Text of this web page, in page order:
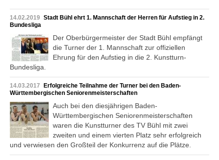
14.02.2019 Stadt Bühl ehrt 1. Mannschaft der Herren für Aufstieg in 2.
Bundesliga
Der Oberbürgermeister der Stadt Bühl empfängt
die Turner der 1. Mannschaft zur offiziellen
Ehrung für den Aufstieg in die 2. Kunstturn-
Bundesliga.
14.03.2017
Erfolgreiche Teilnahme der Turner bei den Baden-
Württembergischen Seniorenmeisterschaften
Auch bei den diesjährigen Baden-
Württembergischen Seniorenmeisterschaften
waren die Kunstturner des TV Bühl mit zwei
zweiten und einem vierten Platz sehr erfolgreich
und verwiesen den Großteil der Konkurrenz auf die Plätze.